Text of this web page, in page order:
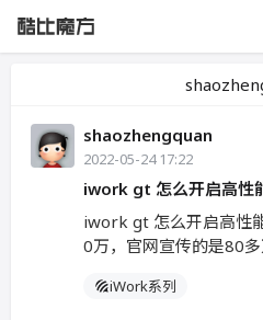
shaozhengquan
2022-05-24 17:22
iwork gt 怎么开启高性
iwork gt 怎么开启高性
0万，官网宣传的是80多
iWork系列